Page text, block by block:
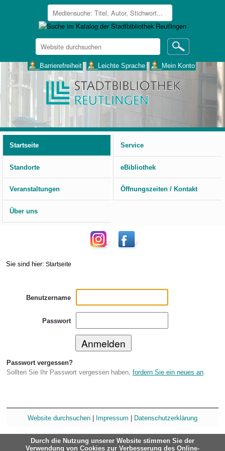
Website
durchsuchen
___Barrierefreiheit ___Leichte Sprache ___Mein Konto
Startseite
Service
Standorte eBibliothek
Veranstaltungen Öffnungszeiten / Kontakt
Über uns
Sie sind hier: Startseite
Benutzername
Passwort
Passwort vergessen?
Sollten Sie Ihr Passwort vergessen haben, fordern Sie ein neues an.
Website durchsuchen | Impressum | Datenschutzerklärung
Durch die Nutzung unserer Website stimmen Sie der
Verwendung von Cookies zur Verbesserung des Online-